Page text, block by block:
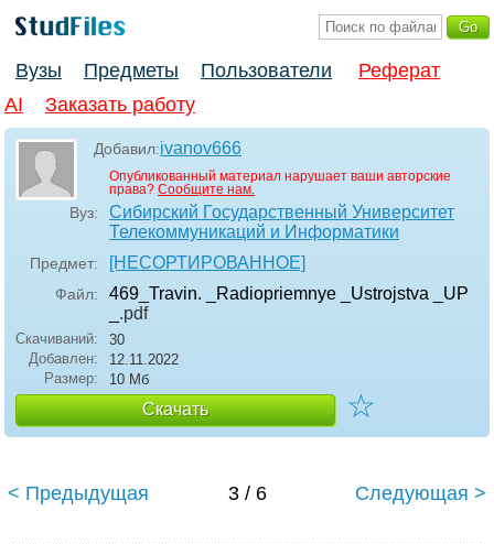
Вузы Предметы Пользователи
Реферат
AI
Заказать работу
Добавил:ivanov666
Опубликованный материал нарушает ваши авторские
права? Сообщите нам.
Вуз:
Сибирский Государственный Университет
Телекоммуникаций и Информатики
Предмет: [НЕСОРТИРОВАННОЕ]
Файл:
469_Travin. _Radiopriemnye _Ustrojstva _UP
.pdf
Скачиваний:
30
Добавлен:
12.11.2022
Размер:
10 Мб
Скачать ☆
< Предыдущая 3 / 6 Следующая >